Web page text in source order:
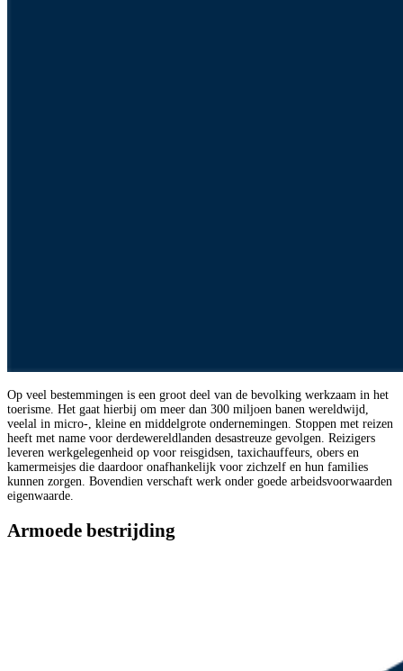
Op veel bestemmingen is een groot deel van de bevolking werkzaam in het
toerisme. Het gaat hierbij om meer dan 300 miljoen banen wereldwijd,
veelal in micro-, kleine en middelgrote ondernemingen. Stoppen met reizen
heeft met name voor derdewereldlanden desastreuze gevolgen. Reizigers
leveren werkgelegenheid op voor reisgidsen, taxichauffeurs, obers en
kamermeisjes die daardoor onafhankelijk voor zichzelf en hun families
kunnen zorgen. Bovendien verschaft werk onder goede arbeidsvoorwaarden
eigenwaarde.
Armoede bestrijding